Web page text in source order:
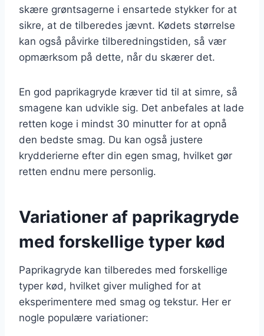
skære grøntsagerne i ensartede stykker for at
sikre, at de tilberedes jævnt. Kødets størrelse
kan også påvirke tilberedningstiden, så vær
opmærksom på dette, når du skærer det.
En god paprikagryde kræver tid til at simre, så
smagene kan udvikle sig. Det anbefales at lade
retten koge i mindst 30 minutter for at opnå
den bedste smag. Du kan også justere
krydderierne efter din egen smag, hvilket gør
retten endnu mere personlig.
Variationer af paprikagryde
med forskellige typer kød
Paprikagryde kan tilberedes med forskellige
typer kød, hvilket giver mulighed for at
eksperimentere med smag og tekstur. Her er
nogle populære variationer: